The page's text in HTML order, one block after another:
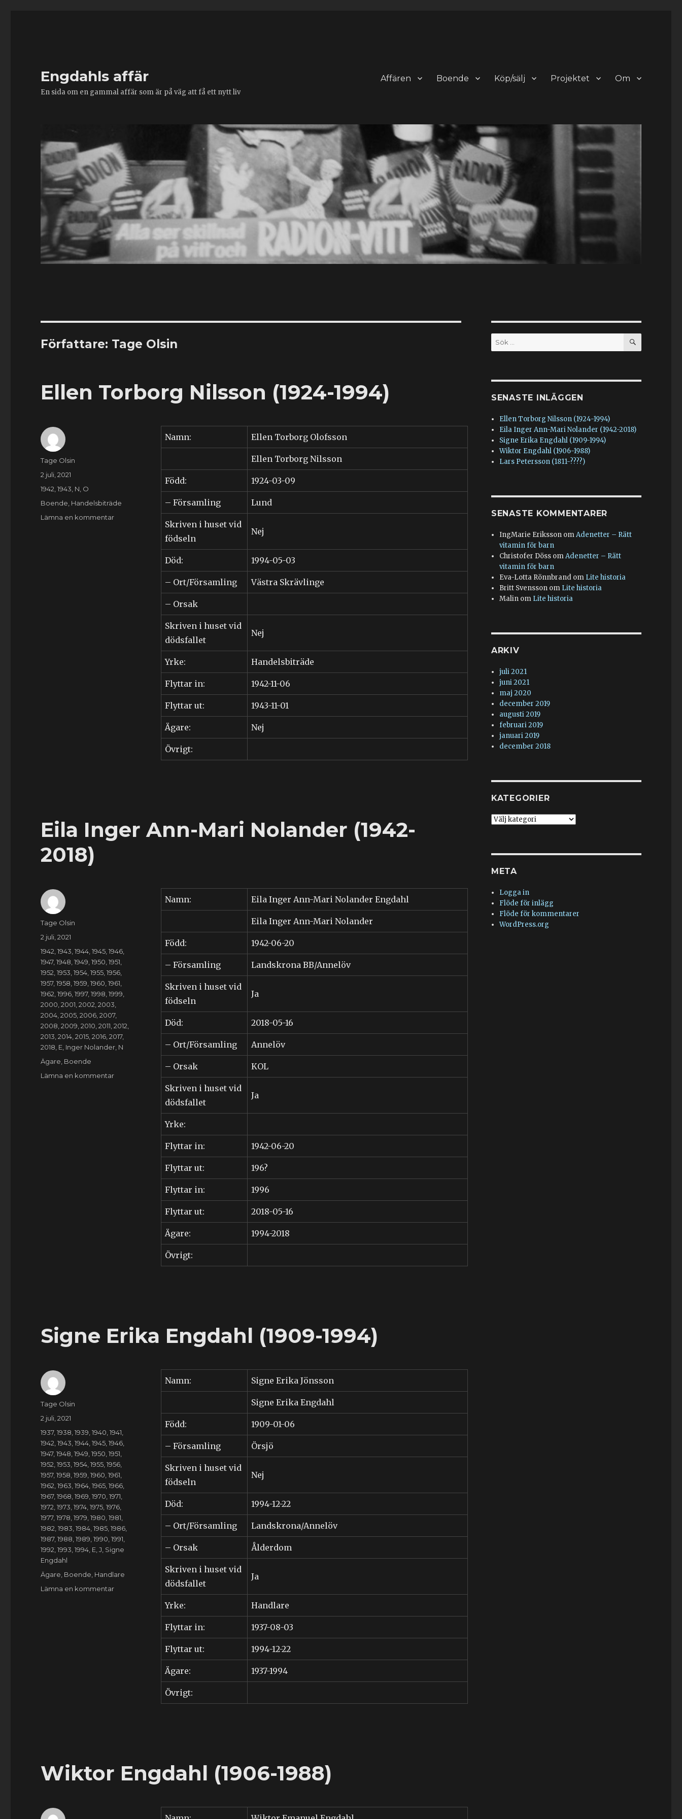
Engdahls affär
En sida om en gammal affär som är på väg att få ett nytt liv
Affären Boende Köp/sälj Projektet Om
Författare: Tage Olsin
Ellen Torborg Nilsson (1924-1994)
Namn: Ellen Torborg Olofsson
Ellen Torborg Nilsson
Född: 1924-03-09
– Församling Lund
Skriven i huset vid
födseln
Nej
Död: 1994-05-03
– Ort/Församling Västra Skrävlinge
– Orsak
Skriven i huset vid
dödsfallet
Nej
Yrke: Handelsbiträde
Flyttar in: 1942-11-06
Flyttar ut: 1943-11-01
Ägare: Nej
Övrigt:
Författare
Tage Olsin
Publicerat
2 juli, 2021
Kategorier
1942 ,1943 N O
Etiketter
Boende Handelsbiträde
Lämna en kommentartill
Eila Inger Ann-Mari Nolander (1942-
2018)
Namn: Eila Inger Ann-Mari Nolander Engdahl
Eila Inger Ann-Mari Nolander
Född: 1942-06-20
– Församling Landskrona BB/Annelöv
Skriven i huset vid
födseln
Ja
Död: 2018-05-16
– Ort/Församling Annelöv
– Orsak KOL
Skriven i huset vid
dödsfallet
Ja
Yrke:
Flyttar in: 1942-06-20
Flyttar ut: 196?
Flyttar in: 1996
Flyttar ut: 2018-05-16
Ägare: 1994-2018
Övrigt:
Författare
Tage Olsin
Publicerat
2 juli, 2021
Kategorier
1942 ,1943 ,1944 ,1945 ,1946
1947,1948 ,1949 ,1950 ,1951
1952 ,1953 ,1954 ,1955 ,1956
1957,1958 ,1959 ,1960 ,1961
1962 ,1996 ,1997,1998 ,1999
2000 ,2001 ,2002 ,2003
2004 ,2005 ,2006 ,2007,
2008 ,2009 ,2010 ,2011 ,2012
2013 ,2014 ,2015 ,2016 ,2017,
2018 E Inger Nolander N
Etiketter
Ägare Boende
Lämna en kommentartill
Signe Erika Engdahl (1909-1994)
Namn: Signe Erika Jönsson
Signe Erika Engdahl
Född: 1909-01-06
– Församling Örsjö
Skriven i huset vid
födseln
Nej
Död: 1994-12-22
– Ort/Församling Landskrona/Annelöv
– Orsak Ålderdom
Skriven i huset vid
dödsfallet
Ja
Yrke: Handlare
Flyttar in: 1937-08-03
Flyttar ut: 1994-12-22
Ägare: 1937-1994
Övrigt:
Författare
Tage Olsin
Publicerat
2 juli, 2021
Kategorier
1937,1938 ,1939 ,1940 ,1941
1942 ,1943 ,1944 ,1945 ,1946
1947,1948 ,1949 ,1950 ,1951
1952 ,1953 ,1954 ,1955 ,1956
1957,1958 ,1959 ,1960 ,1961
1962 ,1963 ,1964 ,1965 ,1966
1967,1968 ,1969 ,1970 ,1971
1972 ,1973 ,1974 ,1975 ,1976
1977,1978 ,1979 ,1980 ,1981
1982 ,1983 ,1984 ,1985 ,1986
1987,1988 ,1989 ,1990 ,1991
1992 ,1993 ,1994 E ,J Signe
Engdahl
Etiketter
Ägare Boende Handlare
Lämna en kommentartill
Wiktor Engdahl (1906-1988)
Sök
efter:
SÖK
SENASTE INLÄGGEN
Ellen Torborg Nilsson (1924-1994)
Eila Inger Ann-Mari Nolander (1942-2018)
Signe Erika Engdahl (1909-1994)
Wiktor Engdahl (1906-1988)
Lars Petersson (1811-????)
SENASTE KOMMENTARER
IngMarie Eriksson omAdenetter – Rätt
vitamin för barn
Christofer Döss omAdenetter – Rätt
vitamin för barn
Eva-Lotta Rönnbrand om Lite historia
Britt Svensson om Lite historia
Malin om Lite historia
ARKIV
juli 2021
juni 2021
maj 2020
december 2019
augusti 2019
februari 2019
januari 2019
december 2018
KATEGORIER
Kategorier
META
Logga in
Flöde för inlägg
Flöde för kommentarer
WordPress.org